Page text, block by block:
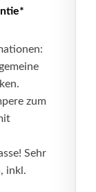
zum
Sehr
inkl.